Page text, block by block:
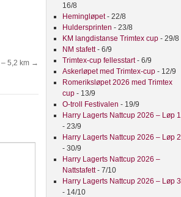
5,2 km →
16/8
Hemingløpet- 22/8
Huldersprinten - 23/8
KM langdistanse Trimtex cup- 29/8
NM stafett- 6/9
Trimtex-cup fellesstart- 6/9
Askerløpet med Trimtex-cup- 12/9
Romeriksløpet 2026 med Trimtex
cup- 13/9
O-troll Festivalen - 19/9
Harry Lagerts Nattcup 2026 – Løp 1
- 23/9
Harry Lagerts Nattcup 2026 – Løp 2
- 30/9
Harry Lagerts Nattcup 2026 –
Nattstafett- 7/10
Harry Lagerts Nattcup 2026 – Løp 3
- 14/10